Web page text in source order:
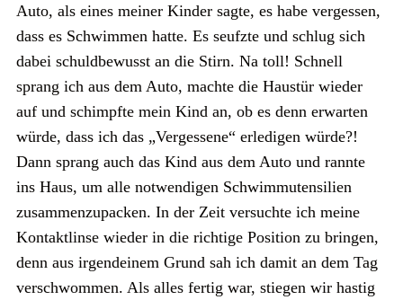
Auto, als eines meiner Kinder sagte, es habe vergessen,
dass es Schwimmen hatte. Es seufzte und schlug sich
dabei schuldbewusst an die Stirn. Na toll! Schnell
sprang ich aus dem Auto, machte die Haustür wieder
auf und schimpfte mein Kind an, ob es denn erwarten
würde, dass ich das „Vergessene“ erledigen würde?!
Dann sprang auch das Kind aus dem Auto und rannte
ins Haus, um alle notwendigen Schwimmutensilien
zusammenzupacken. In der Zeit versuchte ich meine
Kontaktlinse wieder in die richtige Position zu bringen,
denn aus irgendeinem Grund sah ich damit an dem Tag
verschwommen. Als alles fertig war, stiegen wir hastig